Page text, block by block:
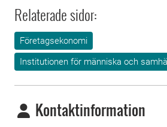
Relaterade sidor:
Företagsekonomi
Institutionen för människa och
Kontaktinformation